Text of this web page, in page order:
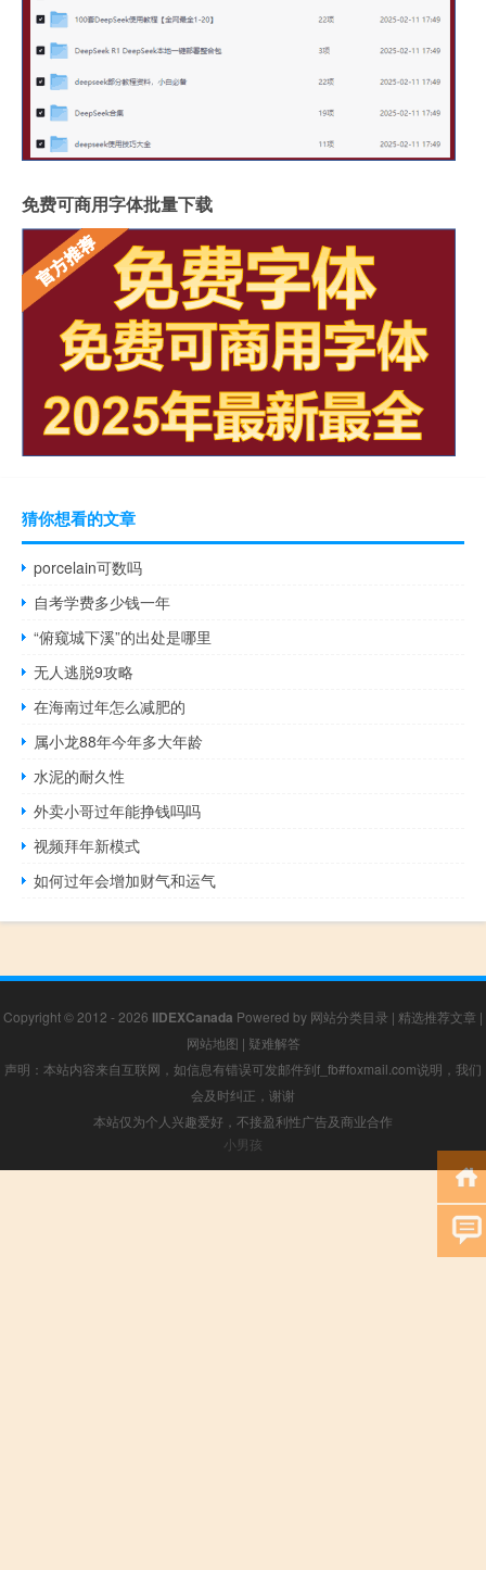
免费可商用字体批量下载
猜你想看的文章
porcelain可数吗
自考学费多少钱一年
“俯窥城下溪”的出处是哪里
无人逃脱9攻略
在海南过年怎么减肥的
属小龙88年今年多大年龄
水泥的耐久性
外卖小哥过年能挣钱吗吗
视频拜年新模式
如何过年会增加财气和运气
Copyright © 2012 - 2026 IIDEXCanada Powered by 网站分类目录 | 精选推荐文章 |
网站地图 | 疑难解答
声明：本站内容来自互联网，如信息有错误可发邮件到f_fb#foxmail.com说明，我们
会及时纠正，谢谢
本站仅为个人兴趣爱好，不接盈利性广告及商业合作
小男孩